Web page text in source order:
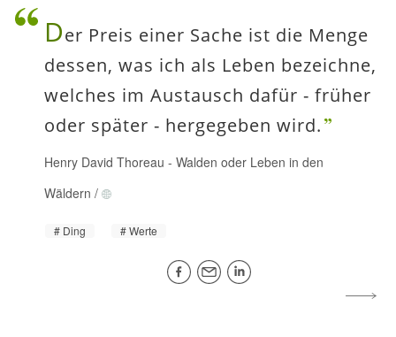
Der Preis einer Sache ist die Menge
dessen, was ich als Leben bezeichne,
welches im Austausch dafür - früher
oder später - hergegeben wird.
Henry David Thoreau - Walden oder Leben in den
Wäldern /
Ding Werte